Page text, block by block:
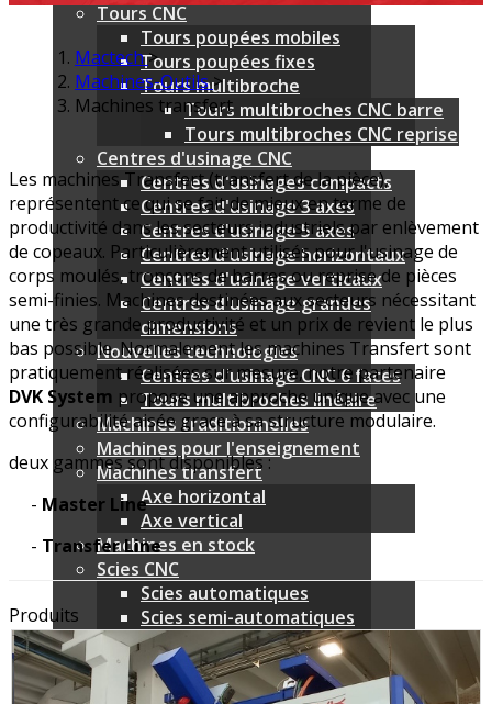
Tours CNC
Tours poupées mobiles
Tours poupées fixes
Tours multibroche
Tours multibroches CNC barre
Tours multibroches CNC reprise
Centres d'usinage CNC
Centres d'usinages compacts
Centres d'usinage 3 axes
Centres d'usinage 5 axes
Centres d'usinage horizontaux
Centres d'usinage verticaux
Centres d'usinage grandes
dimensions
Nouvelles technologies
Centres d'usinage CNC 6 faces
Tours multibroches linéaire
Machines traditionnelles
Machines pour l'enseignement
Machines transfert
Axe horizontal
Axe vertical
Machines en stock
Scies CNC
Scies automatiques
Scies semi-automatiques
Scies manuelles
Périphériques
Mactech>
Machines-Outils>
Machines transfert
Les machines Transfert (transfert de la pièce),
représentent ce qui se fait de mieux en terme de
productivité dans les secteurs industriels par enlèvement
de copeaux. Particulièrement utilisés pour l'usinage de
corps moulés, tronçons de barres ou reprise de pièces
semi-finies. Machines destinées aux secteurs nécessitant
une très grande productivité et un prix de revient le plus
bas possible. Normalement les machines Transfert sont
pratiquement réalisées sur mesure, notre partenaire
DVK System propose une approche unique avec une
configurabilité aisée grace à sa structure modulaire.
deux gammes sont disponibles :
- Master Line
- Transfer Line
Produits